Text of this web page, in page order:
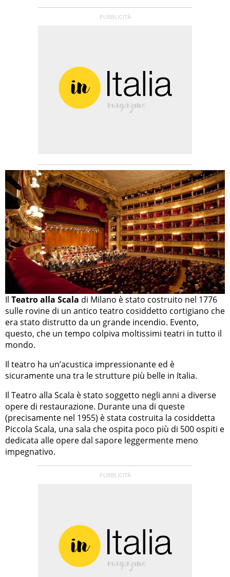
Il Teatro alla Scala di Milano è stato costruito nel 1776
sulle rovine di un antico teatro cosiddetto cortigiano che
era stato distrutto da un grande incendio. Evento,
questo, che un tempo colpiva moltissimi teatri in tutto il
mondo.
Il teatro ha un’acustica impressionante ed è
sicuramente una tra le strutture più belle in Italia.
Il Teatro alla Scala è stato soggetto negli anni a diverse
opere di restaurazione. Durante una di queste
(precisamente nel 1955) è stata costruita la cosiddetta
Piccola Scala, una sala che ospita poco più di 500 ospiti e
dedicata alle opere dal sapore leggermente meno
impegnativo.